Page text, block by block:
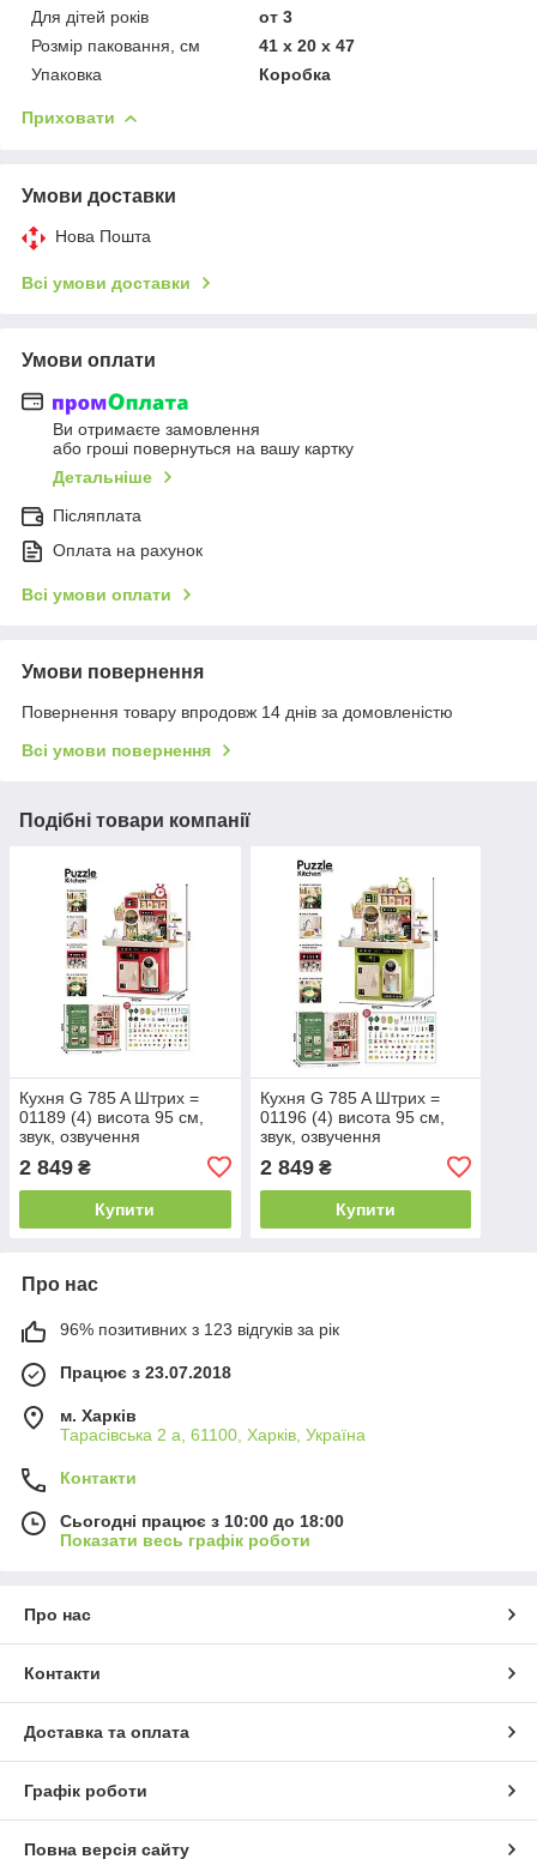
Для дітей років
от 3
Розмір паковання, см
41 x 20 x 47
Упаковка
Коробка
Приховати
Умови доставки
Нова Пошта
Всі умови доставки
Умови оплати
Ви отримаєте замовлення
або гроші повернуться на вашу картку
Детальніше
Післяплата
Оплата на рахунок
Всі умови оплати
Умови повернення
Повернення товару впродовж 14 днів за домовленістю
Всі умови повернення
Подібні товари компанії
Кухня G 785 A Штрих =
01189 (4) висота 95 см,
звук, озвучення
музика, пісні, підсвітка,
імітація роботи плити
2 849 ₴
Купити
Кухня G 785 A Штрих =
01196 (4) висота 95 см,
звук, озвучення
музика, пісні, підсвітка,
імітація роботи плити
2 849₴
Купити
Про нас
96% позитивних з 123 відгуків за рік
Працює з 23.07.2018
м. Харків
Тарасівська 2 а, 61100, Харків, Україна
Контакти
Сьогодні працює з 10:00 до 18:00
Показати весь графік роботи
Про нас
Контакти
Доставка та оплата
Графік роботи
Повна версія сайту